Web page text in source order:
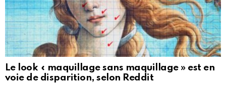
Le look « maquillage sans maquillage » est en
voie de disparition, selon Reddit